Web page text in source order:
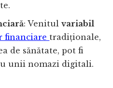
: Venitulvariabil
financiare tradiționale,
de sănătate, pot fi
unii nomazi digitali.